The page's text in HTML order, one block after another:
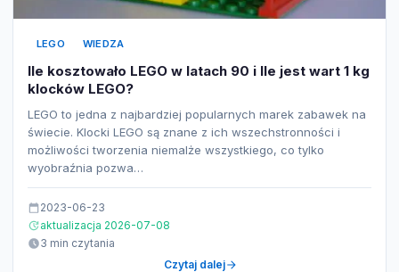
LEGO WIEDZA
Ile kosztowało LEGO w latach 90 i Ile jest wart 1 kg
klocków LEGO?
LEGO to jedna z najbardziej popularnych marek zabawek na
świecie. Klocki LEGO są znane z ich wszechstronności i
możliwości tworzenia niemalże wszystkiego, co tylko
wyobraźnia pozwa…
2023-06-23
aktualizacja 2026-07-08
3 min czytania
Czytaj dalej